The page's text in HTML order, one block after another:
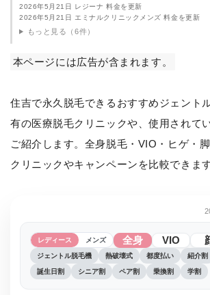
2026年5月21日 レジーナ 料金を更新
2026年5月21日 エミナルクリニックメンズ 料金を更新
もっと見る（6件）
本ページには広告が含まれます。
住吉で永久脱毛できるおすすめジェント
有の医療脱毛クリニックや、使用されて
ご紹介します。全身脱毛・VIO・ヒゲ・
クリニックやキャンペーンを比較できます
レディース メンズ 全身 VIO
ジェントル脱毛機 熱破壊式 都度払い 紹介割
誕生日割 シニア割 ペア割 乗換割 学割